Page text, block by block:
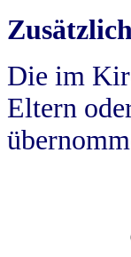
Die im
Eltern